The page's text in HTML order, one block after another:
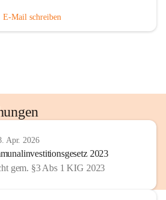
E-Mail schreiben
Apr. 2026
2023
gem. §3 Abs 1 KIG 2023